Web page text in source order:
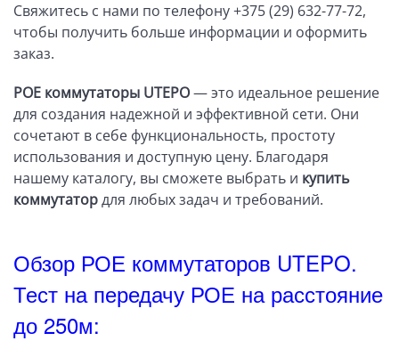
Свяжитесь с нами по телефону +375 (29) 632-77-72,
чтобы получить больше информации и оформить
заказ.
POE коммутаторы UTEPO— это идеальное решение
для создания надежной и эффективной сети. Они
сочетают в себе функциональность, простоту
использования и доступную цену. Благодаря
нашему каталогу, вы сможете выбрать и купить
коммутатордля любых задач и требований.
Обзор РОЕ коммутаторов UTEPO.
Тест на передачу РОЕ на расстояние
до 250м: